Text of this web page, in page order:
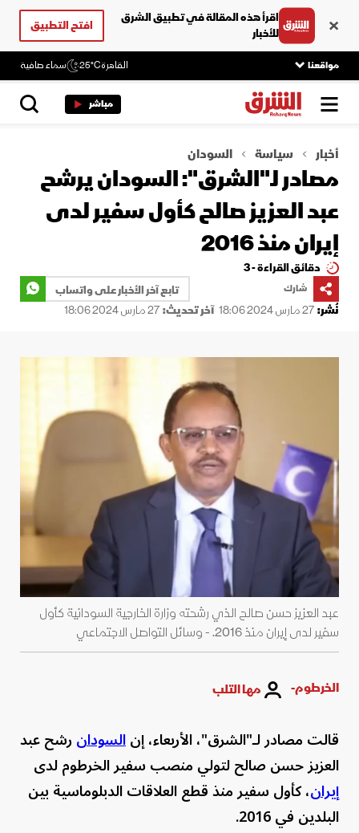
اقرأ هذه المقالة في تطبيق الشرق
للأخبار
افتح التطبيق
مواقعنا القاهرة25°C سماء صافية
مباشر
أخبار سياسة السودان
مصادر لـ"الشرق": السودان يرشح
عبد العزيز صالح كأول سفير لدى
إيران منذ 2016
دقائق القراءة - 3
شارك
تابع آخر الأخبار على واتساب
نُشر:27 مارس 2024 18:06 آخر تحديث:27 مارس 2024 18:06
عبد العزيز حسن صالح الذي رشحته وزارة الخارجية السودانية كأول
سفير لدى إيران منذ 2016. - وسائل التواصل الاجتماعي
الخرطوم- مها التلب
قالت مصادر لـ"الشرق"، الأربعاء، إنالسودانرشح عبد
العزيز حسن صالح لتولي منصب سفير الخرطوم لدى
إيران، كأول سفير منذ قطع العلاقات الدبلوماسية بين
البلدين في 2016.